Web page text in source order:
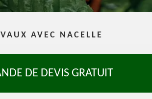
AVEC NACELLE
DE DEVIS GRATUIT